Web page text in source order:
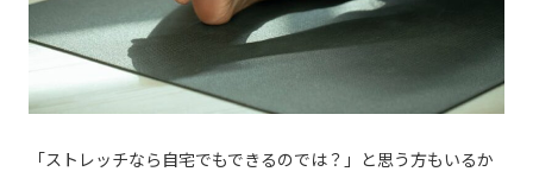
「ストレッチなら自宅でもできるのでは？」と思う方もいるか